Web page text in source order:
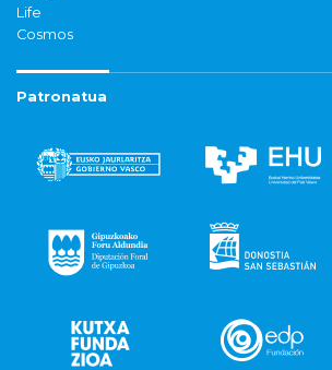
Life
Cosmos
Patronatua